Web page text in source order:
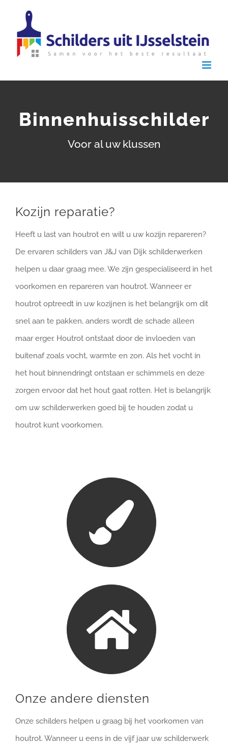
Binnenhuisschilder
Voor al uw klussen
Kozijn reparatie?
Heeft u last van houtrot en wilt u uw kozijn repareren?
De ervaren schilders van J&J van Dijk schilderwerken
helpen u daar graag mee. We zijn gespecialiseerd in het
voorkomen en repareren van houtrot. Wanneer er
houtrot optreedt in uw kozijnen is het belangrijk om dit
snel aan te pakken, anders wordt de schade alleen
maar erger. Houtrot ontstaat door de invloeden van
buitenaf zoals vocht, warmte en zon. Als het vocht in
het hout binnendringt ontstaan er schimmels en deze
zorgen ervoor dat het hout gaat rotten. Het is belangrijk
om uw schilderwerken goed bij te houden zodat u
houtrot kunt voorkomen.
Onze andere diensten
Onze schilders helpen u graag bij het voorkomen van
houtrot. Wanneer u eens in de vijf jaar uw schilderwerk